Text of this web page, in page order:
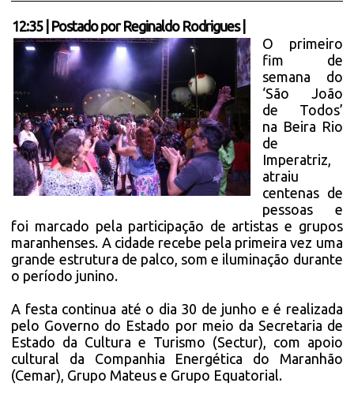
12:35| Postado por Reginaldo Rodrigues
O primeiro
fim de
semana do
‘São João
de Todos’
na Beira Rio
de
Imperatriz,
atraiu
centenas de
pessoas e
foi marcado pela participação de artistas e grupos
maranhenses. A cidade recebe pela primeira vez uma
grande estrutura de palco, som e iluminação durante
o período junino.
A festa continua até o dia 30 de junho e é realizada
pelo Governo do Estado por meio da Secretaria de
Estado da Cultura e Turismo (Sectur), com apoio
cultural da Companhia Energética do Maranhão
(Cemar), Grupo Mateus e Grupo Equatorial.